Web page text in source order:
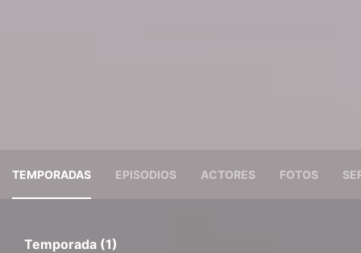
TEMPORADAS EPISODIOS ACTORES FOTOS
Temporada (1)